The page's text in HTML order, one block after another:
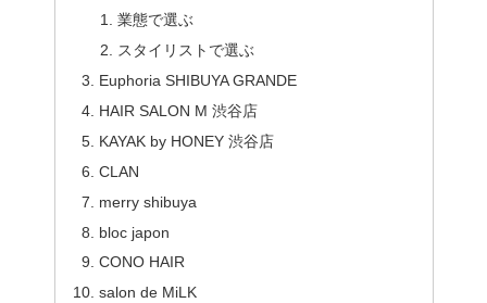
業態で選ぶ
スタイリストで選ぶ
Euphoria SHIBUYA GRANDE
HAIR SALON M 渋谷店
KAYAK by HONEY 渋谷店
CLAN
merry shibuya
bloc japon
CONO HAIR
salon de MiLK